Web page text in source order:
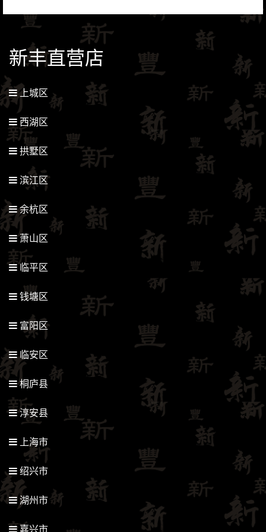
新丰直营店
上城区
西湖区
拱墅区
滨江区
余杭区
萧山区
临平区
钱塘区
富阳区
临安区
桐庐县
淳安县
上海市
绍兴市
湖州市
嘉兴市